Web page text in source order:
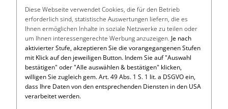
Diese Webseite verwendet Cookies, die für den Betrieb
erforderlich sind, statistische Auswertungen liefern, die es
Ihnen ermöglichen Inhalte in soziale Netzwerke zu teilen oder
um Ihnen interessengerechte Werbung anzuzeigen. Je nach
aktivierter Stufe, akzeptieren Sie die vorangegangenen Stufen
mit Klick auf den jeweiligen Button. Indem Sie auf "Auswahl
bestätigen" oder "Alle auswählen & bestätigen" klicken,
willigen Sie zugleich gem. Art. 49 Abs. 1 S. 1 lit. a DSGVO ein,
dass Ihre Daten von den entsprechenden Diensten in den USA
verarbeitet werden.